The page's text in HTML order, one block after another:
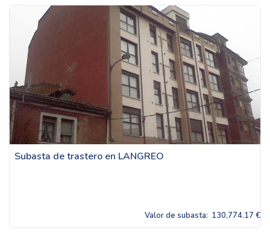
Subasta de trastero en LANGREO
Valor de subasta: 130,774.17 €